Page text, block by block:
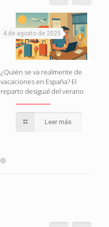
4 de agosto de 2025
¿Quién se va realmente de
vacaciones en España? El
reparto desigual del verano
Leer más